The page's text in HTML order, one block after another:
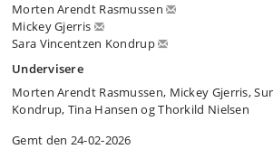
Morten Arendt Rasmussen
Mickey Gjerris
Sara Vincentzen Kondrup
Undervisere
Morten Arendt Rasmussen, Mickey Gjerris,
Kondrup, Tina Hansen og Thorkild Nielsen
Gemt den 24-02-2026